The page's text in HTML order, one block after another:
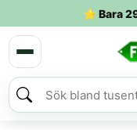
⭐ Bara